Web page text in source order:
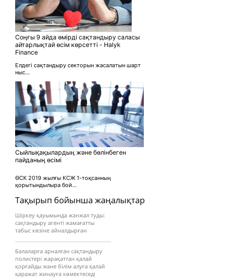
Тақырып бойынша жаңалықтар
Шіркеу қауымында жанжал туды:
сақтандыру агенті жамағатты
табыс көзіне айналдырған
Балаларға арналған сақтандыру
полистері жарақаттан қалай
қорғайды және білім алуға қалай
қаражат жинауға көмектеседі
Соңғы 9 айда өмірді сақтандыру саласы
айтарлықтай өсім көрсетті - Halyk
Finance
Елдегі сақтандыру секторын жасалатын шарт
ныс...
Сыйлықақылардың және бөлінбеген
пайданың өсімі
ӨСК 2019 жылғы КСЖ 1-тоқсанның
қорытындылыра бой...